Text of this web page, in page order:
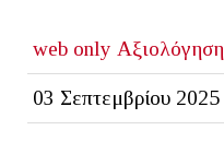
web only Αξιολόγηση
03 Σεπτεμβρίου 2025